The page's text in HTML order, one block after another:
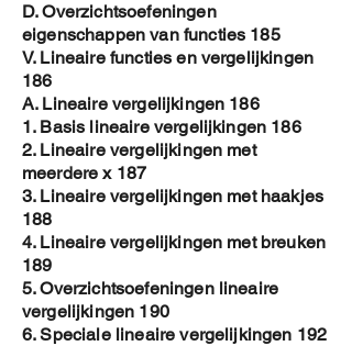
D. Overzichtsoefeningen
eigenschappen van functies 185
V. Lineaire functies en vergelijkingen
186
A. Lineaire vergelijkingen 186
1. Basis lineaire vergelijkingen 186
2. Lineaire vergelijkingen met
meerdere x 187
3. Lineaire vergelijkingen met haakjes
188
4. Lineaire vergelijkingen met breuken
189
5. Overzichtsoefeningen lineaire
vergelijkingen 190
6. Speciale lineaire vergelijkingen 192